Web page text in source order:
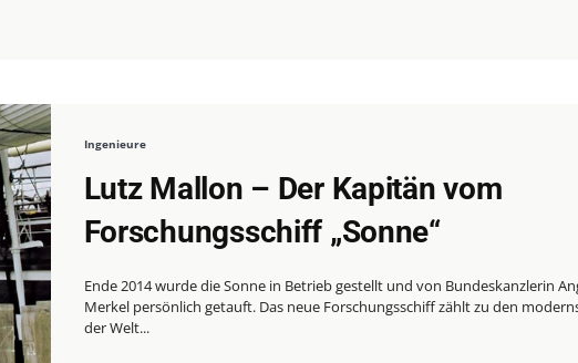
Ingenieure
Lutz Mallon – Der Kapitän vom
Forschungsschiff „Sonne“
Ende 2014 wurde die Sonne in Betrieb gestellt und von Bundeskanzlerin
Merkel persönlich getauft. Das neue Forschungsschiff zählt zu den
der Welt...